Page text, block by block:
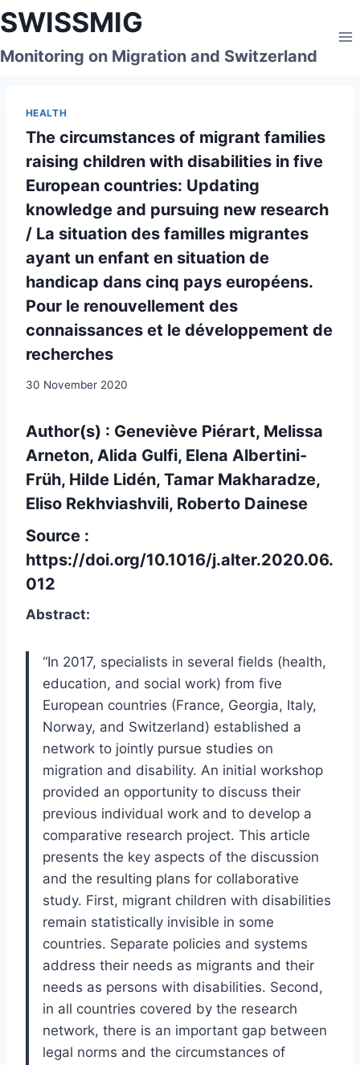
Skip
to
content
SWISSMIG
Monitoring on Migration and Switzerland
HEALTH
The circumstances of migrant families
raising children with disabilities in five
European countries: Updating
knowledge and pursuing new research
/ La situation des familles migrantes
ayant un enfant en situation de
handicap dans cinq pays européens.
Pour le renouvellement des
connaissances et le développement de
recherches
30 November 2020
Author(s) : Geneviève Piérart, Melissa
Arneton, Alida Gulfi, Elena Albertini-
Früh, Hilde Lidén, Tamar Makharadze,
Eliso Rekhviashvili, Roberto Dainese
Source :
https://doi.org/10.1016/j.alter.2020.06.
012
Abstract:
“In 2017, specialists in several fields (health,
education, and social work) from five
European countries (France, Georgia, Italy,
Norway, and Switzerland) established a
network to jointly pursue studies on
migration and disability. An initial workshop
provided an opportunity to discuss their
previous individual work and to develop a
comparative research project. This article
presents the key aspects of the discussion
and the resulting plans for collaborative
study. First, migrant children with disabilities
remain statistically invisible in some
countries. Separate policies and systems
address their needs as migrants and their
needs as persons with disabilities. Second,
in all countries covered by the research
network, there is an important gap between
legal norms and the circumstances of